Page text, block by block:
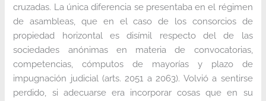
cruzadas. La única diferencia se presentaba en el régimen
de asambleas, que en el caso de los consorcios de
propiedad horizontal es disímil respecto del de las
sociedades anónimas en materia de convocatorias,
competencias, cómputos de mayorías y plazo de
impugnación judicial (arts. 2051 a 2063). Volvió a sentirse
perdido, si adecuarse era incorporar cosas que en su